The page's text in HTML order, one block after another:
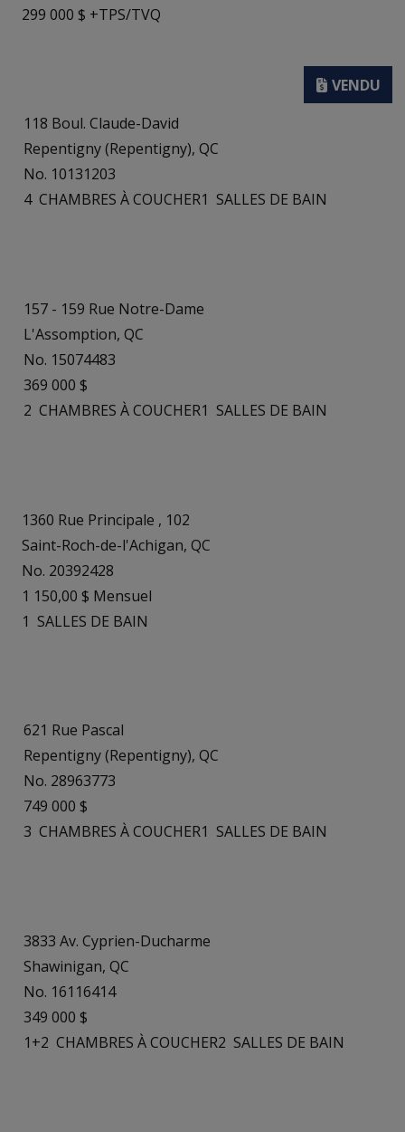
299 000 $ +TPS/TVQ
118 Boul. Claude-David
Repentigny (Repentigny), QC
No. 10131203
4 CHAMBRES À COUCHER1 SALLES DE BAIN
157 - 159 Rue Notre-Dame
L'Assomption, QC
No. 15074483
369 000 $
2 CHAMBRES À COUCHER1 SALLES DE BAIN
1360 Rue Principale , 102
Saint-Roch-de-l'Achigan, QC
No. 20392428
1 150,00 $ Mensuel
1 SALLES DE BAIN
621 Rue Pascal
Repentigny (Repentigny), QC
No. 28963773
749 000 $
3 CHAMBRES À COUCHER1 SALLES DE BAIN
3833 Av. Cyprien-Ducharme
Shawinigan, QC
No. 16116414
349 000 $
1+2 CHAMBRES À COUCHER2 SALLES DE BAIN